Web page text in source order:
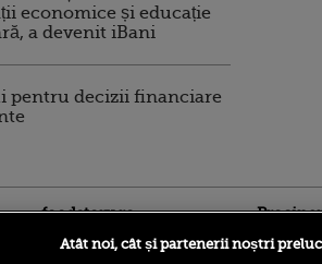
economice și educație
a devenit iBani
pentru decizii financiare
foodstory.ro
Atât noi, cât și partenerii noștri